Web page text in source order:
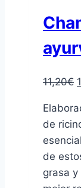
11,20€
de
de
grasa